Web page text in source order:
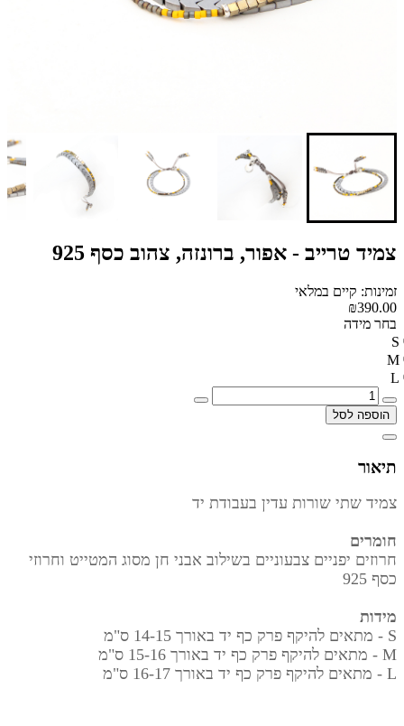
צמיד טרייב - אפור, ברונזה, צהוב כסף 925
זמינות: קיים במלאי
₪390.00
בחר מידה
S
M
L
הוספה לסל
תיאור
צמיד שתי שורות עדין בעבודת יד
חומרים
חרוזים יפניים צבעוניים בשילוב אבני חן מסוג המטייט וחרוזי
כסף 925
מידות
S - מתאים להיקף פרק כף יד באורך
14-15 ס"מ
M - מתאים להיקף פרק כף יד באורך
15-16 ס"מ
L - מתאים להיקף פרק כף יד באורך
16-17 ס"מ